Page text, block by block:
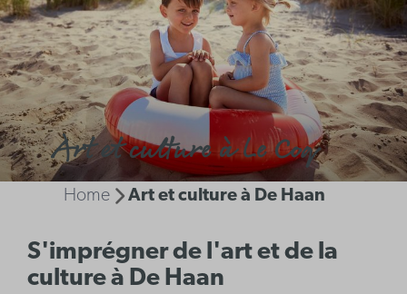
Art et culture à Le Coq
Home Art et culture à De Haan
S'imprégner de l'art et de la
culture à De Haan